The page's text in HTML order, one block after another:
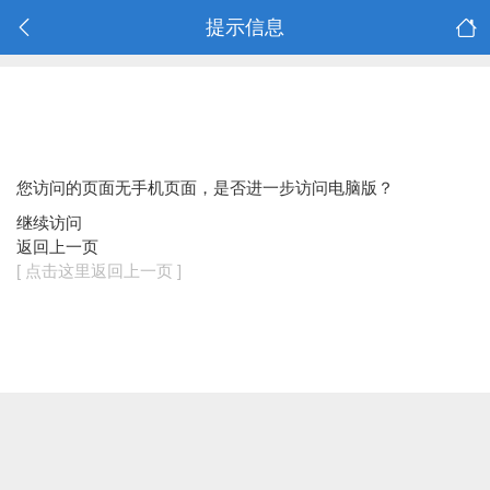
提示信息
您访问的页面无手机页面，是否进一步访问电脑版？
继续访问
返回上一页
[ 点击这里返回上一页 ]